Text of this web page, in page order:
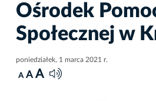
Ośrodek
Społecznej w
poniedziałek, 1 marca 2021 r.
A A A